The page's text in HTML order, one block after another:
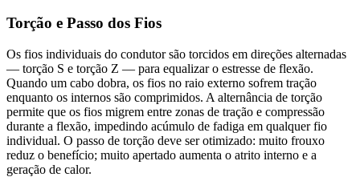
Torção e Passo dos Fios
Os fios individuais do condutor são torcidos em direções alternadas
— torção S e torção Z — para equalizar o estresse de flexão.
Quando um cabo dobra, os fios no raio externo sofrem tração
enquanto os internos são comprimidos. A alternância de torção
permite que os fios migrem entre zonas de tração e compressão
durante a flexão, impedindo acúmulo de fadiga em qualquer fio
individual. O passo de torção deve ser otimizado: muito frouxo
reduz o benefício; muito apertado aumenta o atrito interno e a
geração de calor.